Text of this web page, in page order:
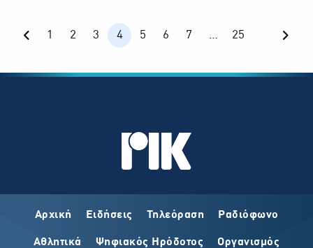
Previous page
1 2 3 4 5 6 7 … 25
Next
Αρχική Ειδήσεις Τηλεόραση Ραδιόφωνο
Αθλητικά Ψηφιακός Ηρόδοτος Οργανισμός